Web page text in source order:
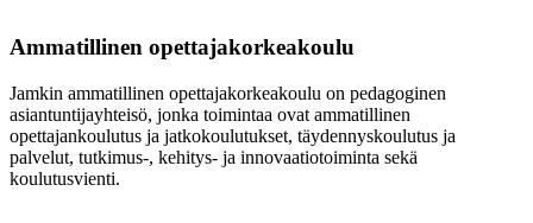
Ammatillinen opettajakorkeakoulu
Jamkin ammatillinen opettajakorkeakoulu on pedagoginen
asiantuntijayhteisö, jonka toimintaa ovat ammatillinen
opettajankoulutus ja jatkokoulutukset, täydennyskoulutus ja
palvelut, tutkimus-, kehitys- ja innovaatiotoiminta sekä
koulutusvienti.